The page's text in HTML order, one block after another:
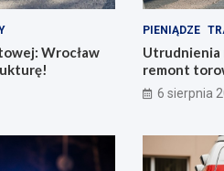
Wrocław
PIENIĄDZE
Utrudnienia
remont
6 sierpnia